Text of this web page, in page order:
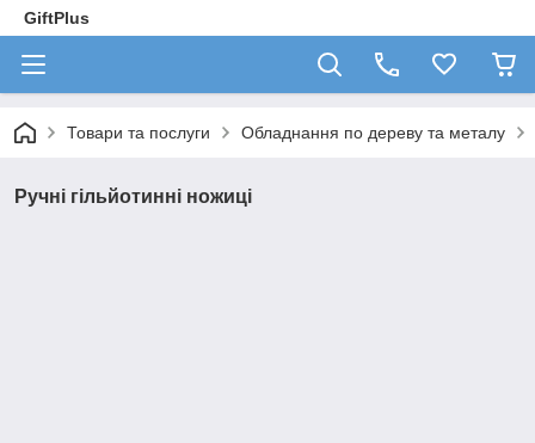
GiftPlus
Товари та послуги Обладнання по дереву та металу
Ручні гільйотинні ножиці